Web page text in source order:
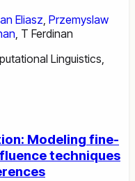
Eliasz Przemyslaw
T Ferdinan
Linguistics,
Modeling fine-
techniques